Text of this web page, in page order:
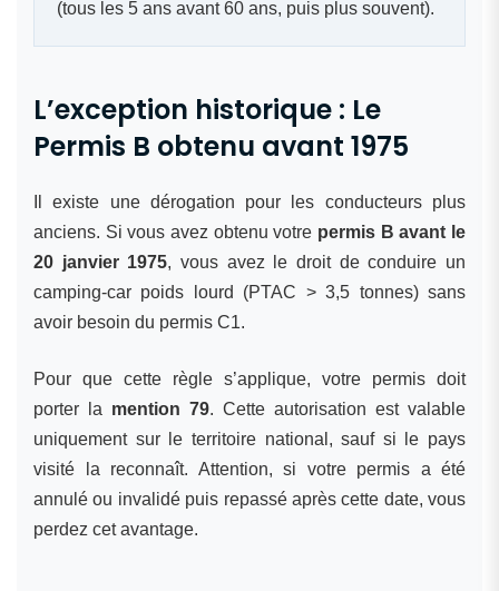
(tous les 5 ans avant 60 ans, puis plus souvent).
L’exception historique : Le
Permis B obtenu avant 1975
Il existe une dérogation pour les conducteurs plus
anciens. Si vous avez obtenu votre permis B avant le
20 janvier 1975, vous avez le droit de conduire un
camping-car poids lourd (PTAC > 3,5 tonnes) sans
avoir besoin du permis C1.
Pour que cette règle s’applique, votre permis doit
porter la mention 79. Cette autorisation est valable
uniquement sur le territoire national, sauf si le pays
visité la reconnaît. Attention, si votre permis a été
annulé ou invalidé puis repassé après cette date, vous
perdez cet avantage.